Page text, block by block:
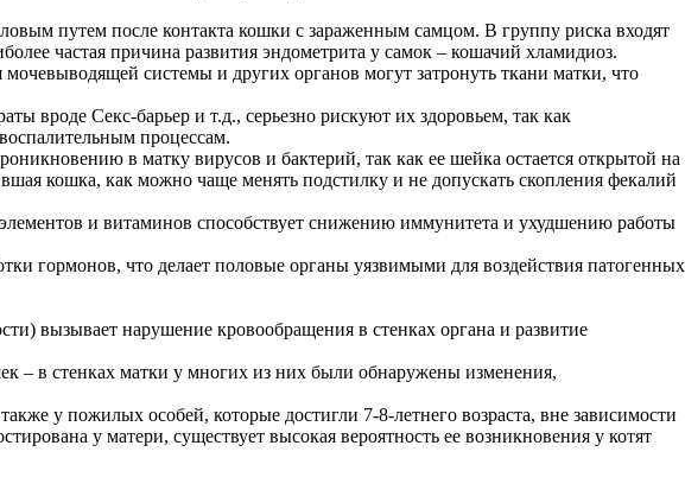
путем после контакта кошки с зараженным самцом. В группу риска входят
частая причина развития эндометрита у самок – кошачий хламидиоз.
системы и других органов могут затронуть ткани матки, что
вроде Секс-барьер и т.д., серьезно рискуют их здоровьем, так как
процессам.
в матку вирусов и бактерий, так как ее шейка остается открытой на
кошка, как можно чаще менять подстилку и не допускать скопления фекалий
и витаминов способствует снижению иммунитета и ухудшению работы
гормонов, что делает половые органы уязвимыми для воздействия патогенных
вызывает нарушение кровообращения в стенках органа и развитие
– в стенках матки у многих из них были обнаружены изменения,
у пожилых особей, которые достигли 7-8-летнего возраста, вне зависимости
у матери, существует высокая вероятность ее возникновения у котят